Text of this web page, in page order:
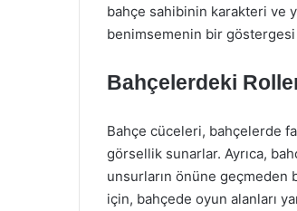
bahçe sahibinin karakteri ve
benimsemenin bir
Bahçelerdeki
Bahçe cüceleri, bahçelerde
görsellik sunarlar. Ayrıca,
unsurların önüne
için, bahçede oyun alanları